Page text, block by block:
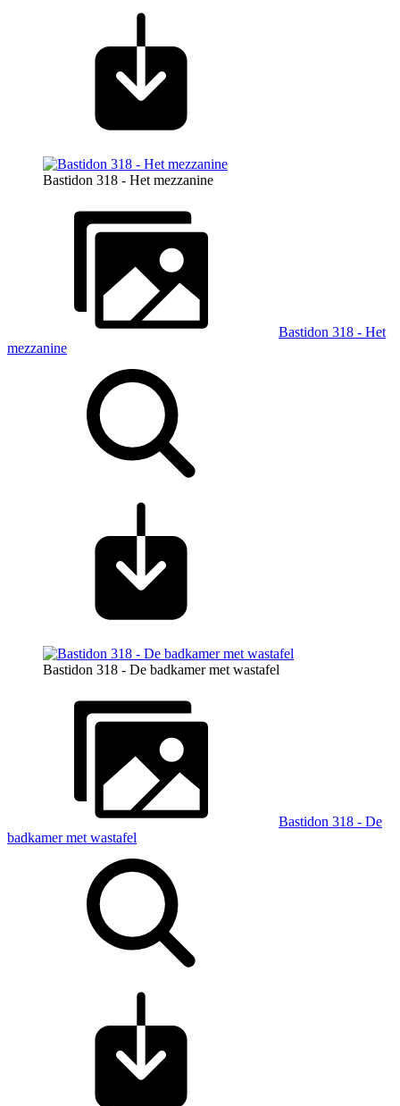
Bastidon 318 - Het mezzanine
Bastidon 318 - Het
mezzanine
Bastidon 318 - De badkamer met wastafel
Bastidon 318 - De
badkamer met wastafel